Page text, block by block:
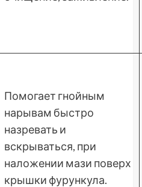
Помогает гнойным
нарывам быстро
назревать и
вскрываться, при
наложении мази поверх
крышки фурункула.